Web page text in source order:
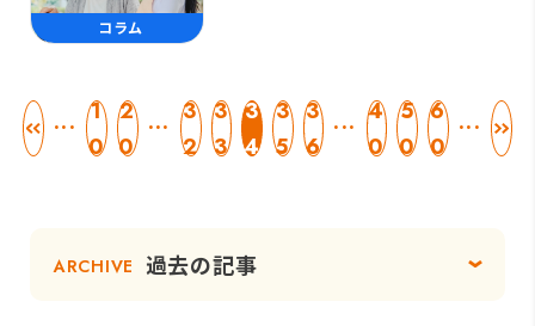
コラム
... 1
0
2
0
... 3
2
3
3
3
4
3
5
3
6
... 4
0
5
0
6
0
...
ARCHIVE 過去の記事